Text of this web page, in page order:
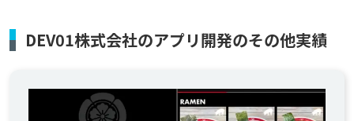
DEV01株式会社のアプリ開発のその他実績